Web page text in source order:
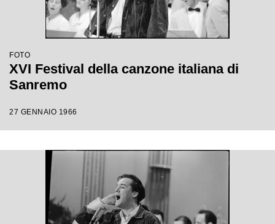
FOTO
XVI Festival della canzone italiana di
Sanremo
27 GENNAIO 1966